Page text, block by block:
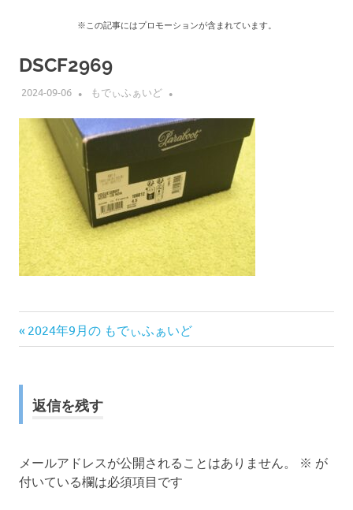
※この記事にはプロモーションが含まれています。
DSCF2969
2024-09-06 もでぃふぁいど
投
ナ
ゲ
前
の
2024年9月の もでぃふぁいど
返信を残す
メールアドレスが公開されることはありません。 ※ が
付いている欄は必須項目です